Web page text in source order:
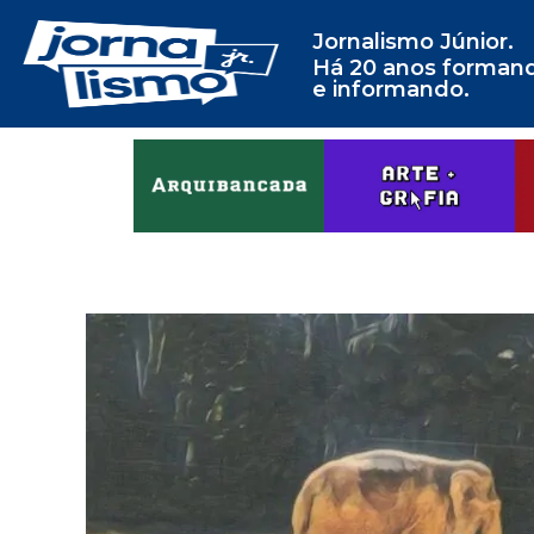
Jornalismo Júnior.
Há 20 anos
e informando.